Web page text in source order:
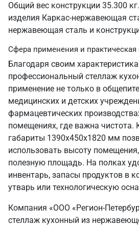
Общий вес конструкции 35.300
изделия Каркас-нержавеющая
нержавеющая сталь и
Сфера применения и практическая
Благодаря своим
профессиональный стеллаж
применение не только в
медицинских и детских
фармацевтических
помещениях, где важна чистота.
габариты 1390х450х1820 мм
использовать высоту
полезную площадь. На полках
инвентарь, запасы продуктов в
утварь или технологическую
Компания «ООО «Регион-
стеллаж кухонный из